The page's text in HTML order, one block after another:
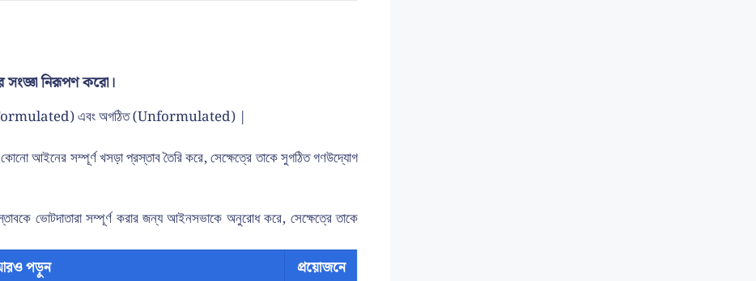
নিরূপণ করো।
(Formulated) এবং অগঠিত (Unformulated) |
কোনো আইনের সম্পূর্ণ খসড়া প্রস্তাব তৈরি করে, সেক্ষেত্রে তাকে সুগঠিত গণউদ্যোগ
ভোটদাতারা সম্পূর্ণ করার জন্য আইনসভাকে অনুরোধ করে, সেক্ষেত্রে তাকে
পড়ুন
প্রয়োজনে